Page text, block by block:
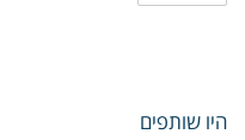
היו שותפים